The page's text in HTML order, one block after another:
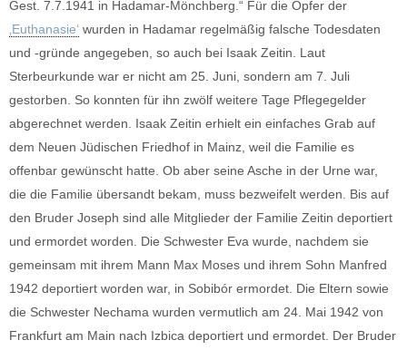
Gest. 7.7.1941 in Hadamar-Mönchberg.“ Für die Opfer der
‚Euthanasie‘ wurden in Hadamar regelmäßig falsche Todesdaten
und -gründe angegeben, so auch bei Isaak Zeitin. Laut
Sterbeurkunde war er nicht am 25. Juni, sondern am 7. Juli
gestorben. So konnten für ihn zwölf weitere Tage Pflegegelder
abgerechnet werden. Isaak Zeitin erhielt ein einfaches Grab auf
dem Neuen Jüdischen Friedhof in Mainz, weil die Familie es
offenbar gewünscht hatte. Ob aber seine Asche in der Urne war,
die die Familie übersandt bekam, muss bezweifelt werden. Bis auf
den Bruder Joseph sind alle Mitglieder der Familie Zeitin deportiert
und ermordet worden. Die Schwester Eva wurde, nachdem sie
gemeinsam mit ihrem Mann Max Moses und ihrem Sohn Manfred
1942 deportiert worden war, in Sobibór ermordet. Die Eltern sowie
die Schwester Nechama wurden vermutlich am 24. Mai 1942 von
Frankfurt am Main nach Izbica deportiert und ermordet. Der Bruder